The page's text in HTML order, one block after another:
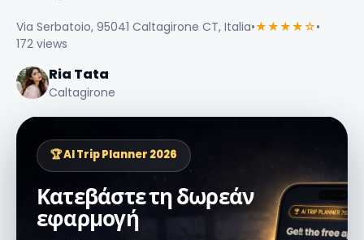
Via Serbatoio, 95041 Caltagirone CT, Italia•★★★★☆•
172 views
Ria Tata
Caltagirone
🏆 AI Trip Planner 2026
Κατεβάστε τη δωρεάν
εφαρμογή